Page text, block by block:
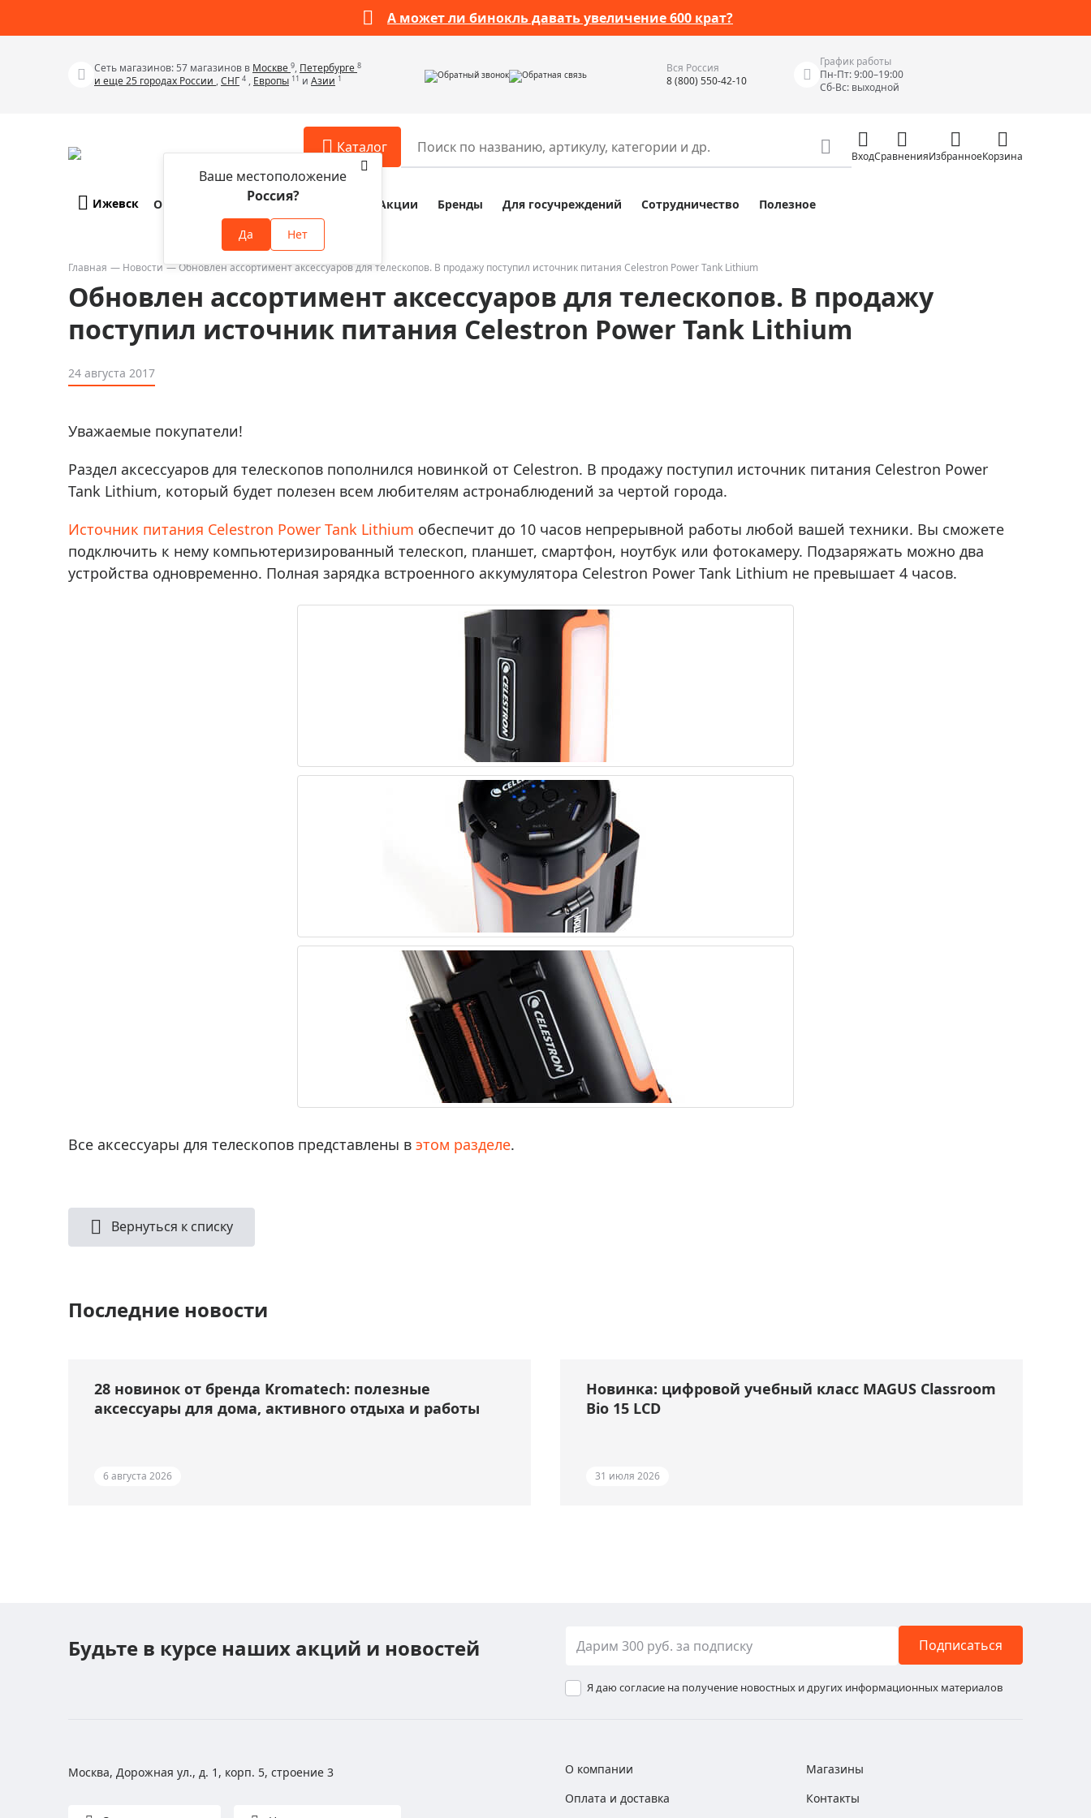
А может ли бинокль давать увеличение 600 крат?
Сеть магазинов: 57 магазинов в Москве 9, Петербурге 8
и еще 25 городах России ,СНГ 4 , Европы 11 и Азии 1 Обратный звонок Обратная связь
Вся Россия
8 (800) 550-42-10
График работы
Пн-Пт: 9:00–19:00
Сб-Вс: выходной
Каталог
Телескопы
Бинокли
Зрительные трубы
Лупы
Приборы ночного видения
Фотогаджеты
Discovery (Дискавери)
Оптика для детей Levenhuk LabZZ
Аксессуары для микроскопов
Аксессуары для зрительных труб
Аксессуары для луп
Распродажа выставочных образцов
Разное
Компасы
Наборы исследователя Bresser Junior
Наборы для химических опытов
Глобусы
Средства для очистки оптики
Трихинеллоскопы
Фонари
Элементы питания, карты памяти
Экшн-камеры
Измерительные инструменты
Цифровые уровни и угломеры
Электроизмерительные приборы
Приборы неразрушающего контроля
Лазерные дальномеры
Термометры кулинарные (термощупы)
Видеоэндоскопы
Курвиметры
ВходСравненияИзбранноеКорзина
Ижевск
Ваше местоположение
Россия?
Да Нет
О компании Оплата и доставка Акции Бренды Для госучреждений Сотрудничество Полезное
Главная Новости Обновлен ассортимент аксессуаров для телескопов. В продажу поступил источник питания Celestron Power Tank Lithium
Обновлен ассортимент аксессуаров для телескопов. В продажу
поступил источник питания Celestron Power Tank Lithium
24 августа 2017
Уважаемые покупатели!
Раздел аксессуаров для телескопов пополнился новинкой от Celestron. В продажу поступил источник питания Celestron Power
Tank Lithium, который будет полезен всем любителям астронаблюдений за чертой города.
Источник питания Celestron Power Tank Lithium обеспечит до 10 часов непрерывной работы любой вашей техники. Вы сможете
подключить к нему компьютеризированный телескоп, планшет, смартфон, ноутбук или фотокамеру. Подзаряжать можно два
устройства одновременно. Полная зарядка встроенного аккумулятора Celestron Power Tank Lithium не превышает 4 часов.
Все аксессуары для телескопов представлены в этом разделе.
Вернуться к списку
Последние новости
28 новинок от бренда Kromatech: полезные
аксессуары для дома, активного отдыха и работы
6 августа 2026
Новинка: цифровой учебный класс MAGUS Classroom
Bio 15 LCD
31 июля 2026
Будьте в курсе наших акций и новостей Подписаться
Я даю согласие на получение новостных и других информационных материалов
Москва, Дорожная ул., д. 1, корп. 5, строение 3
О компании
Оплата и доставка
Магазины
Контакты